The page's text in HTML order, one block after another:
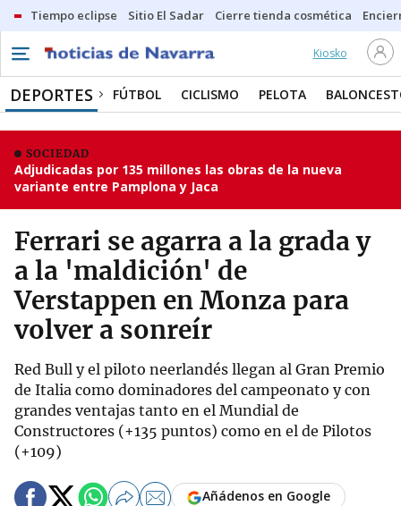
Tiempo eclipse Sitio El Sadar Cierre tienda cosmética
Kiosko
DEPORTES FÚTBOL CICLISMO PELOTA
SOCIEDAD
Adjudicadas por 135 millones las obras de la nueva
variante entre Pamplona y Jaca
Ferrari se agarra a la grada y
a la 'maldición' de
Verstappen en Monza para
volver a sonreír
Red Bull y el piloto neerlandés llegan al Gran Premio
de Italia como dominadores del campeonato y con
grandes ventajas tanto en el Mundial de
Constructores (+135 puntos) como en el de Pilotos
(+109)
Añádenos en Google